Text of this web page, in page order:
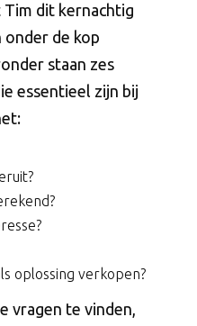
dit kernachtig
onder de kop
staan zes
essentieel zijn bij
oplossing verkopen?
vragen te vinden,